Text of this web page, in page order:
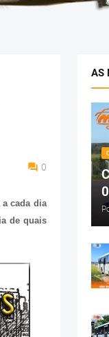
0
cada dia
de quais
AS